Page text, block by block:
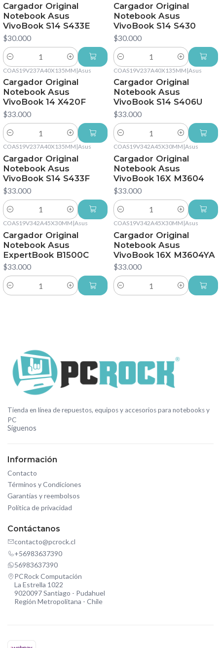
Cargador Original
Notebook Asus
VivoBook S14 S433E
$30.000
Cantidad
Cargador Original
Notebook Asus
VivoBook S14 S430
$30.000
Cantidad
COAS19V237A40X135MM |Asus
Cargador Original
Notebook Asus
VivoBook 14 X420F
$33.000
Cantidad
COAS19V237A40X135MM |Asus
Cargador Original
Notebook Asus
VivoBook S14 S406U
$33.000
Cantidad
COAS19V237A40X135MM |Asus
Cargador Original
Notebook Asus
VivoBook S14 S433F
$33.000
Cantidad
COAS19V342A45X30MM |Asus
Cargador Original
Notebook Asus
VivoBook 16X M3604
$33.000
Cantidad
COAS19V342A45X30MM |Asus
Cargador Original
Notebook Asus
ExpertBook B1500C
$33.000
Cantidad
COAS19V342A45X30MM |Asus
Cargador Original
Notebook Asus
VivoBook 16X M3604YA
$33.000
Cantidad
Tienda en línea de repuestos, equipos y accesorios para notebooks y
PC
Síguenos
Información
Contacto
Términos y Condiciones
Garantías y reembolsos
Política de privacidad
Contáctanos
contacto@pcrock.cl
+56983637390
56983637390
PCRock Computación
La Estrella 1022
9020097 Santiago - Pudahuel
Región Metropolitana - Chile